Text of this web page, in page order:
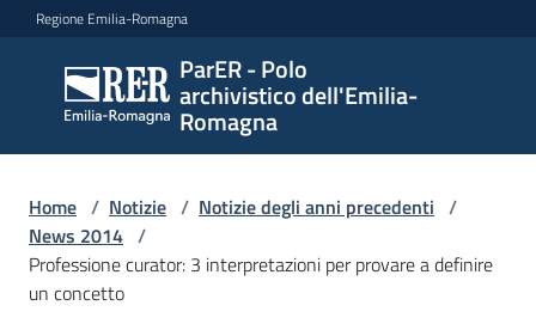
Vai al contenuto
Vai alla navigazione
Vai al footer
Regione Emilia-Romagna
ParER - Polo
archivistico dell'Emilia-
Romagna
ParER -
Polo
archivistico
Romagna
Polo
Home / Notizie / Notizie degli anni precedenti /
News 2014 /
Professione curator: 3 interpretazioni per provare a definire
un concetto